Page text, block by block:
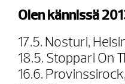
Olen kännissä
17.5. Nosturi,
18.5. Stoppari On
16.6.